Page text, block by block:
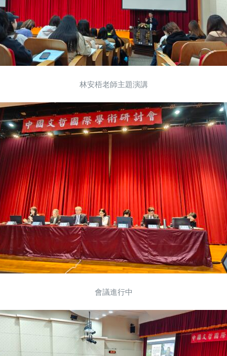
持人：趙雪君老師； 評審委員：徐國能老師、林文義老師、鍾文